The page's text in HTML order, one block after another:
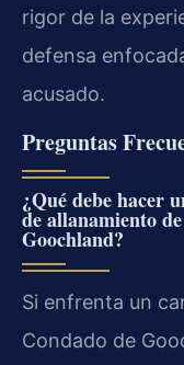
rigor de la
defensa
acusado.
Preguntas
¿Qué debe hacer
de allanamiento
Goochland?
Si enfrenta un
Condado de